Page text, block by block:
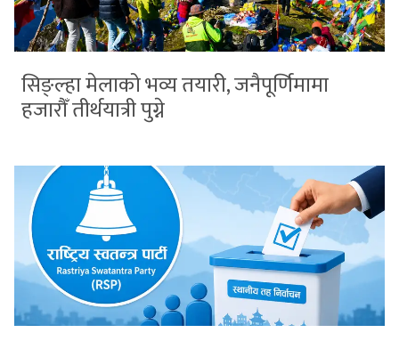
सिङ्ल्हा मेलाको भव्य तयारी, जनैपूर्णिमामा
हजारौँ तीर्थयात्री पुग्ने